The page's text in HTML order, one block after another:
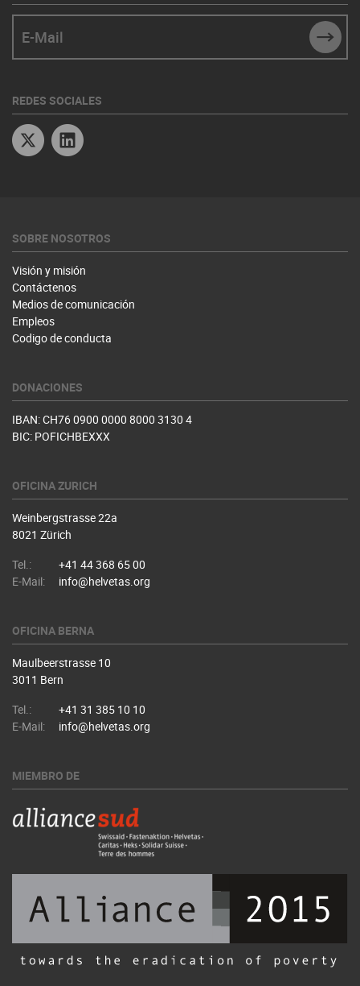
REDES SOCIALES
Twitter
SOBRE NOSOTROS
Visión y misión
Contáctenos
Medios de comunicación
Empleos
Codigo de conducta
DONACIONES
IBAN: CH76 0900 0000 8000 3130 4
BIC: POFICHBEXXX
OFICINA ZURICH
Weinbergstrasse 22a
8021 Zürich
Tel.:
+41 44 368 65 00
E-Mail:
info@helvetas.org
OFICINA BERNA
Maulbeerstrasse 10
3011 Bern
Tel.:
+41 31 385 10 10
E-Mail:
info@helvetas.org
MIEMBRO DE